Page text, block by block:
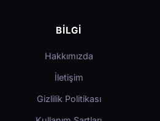
BILGI
Hakkımızda
İletişim
Gizlilik Politikası